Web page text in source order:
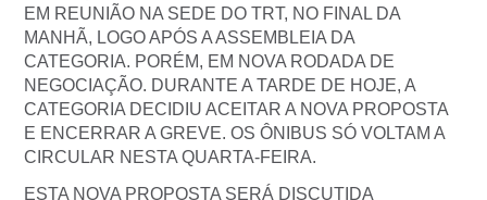
EM REUNIÃO NA SEDE DO TRT, NO FINAL DA
MANHÃ, LOGO APÓS A ASSEMBLEIA DA
CATEGORIA. PORÉM, EM NOVA RODADA DE
NEGOCIAÇÃO. DURANTE A TARDE DE HOJE, A
CATEGORIA DECIDIU ACEITAR A NOVA PROPOSTA
E ENCERRAR A GREVE. OS ÔNIBUS SÓ VOLTAM A
CIRCULAR NESTA QUARTA-FEIRA.
ESTA NOVA PROPOSTA SERÁ DISCUTIDA